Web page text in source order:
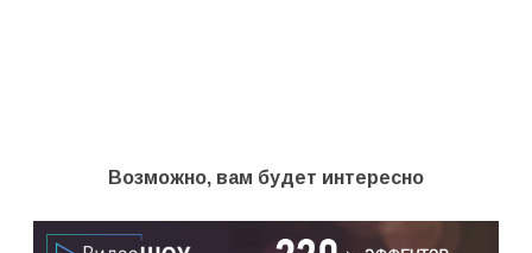
Возможно, вам будет интересно